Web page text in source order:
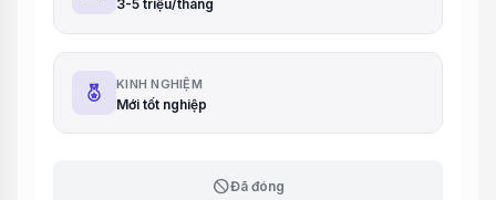
3-5 triệu/tháng
KINH NGHIỆM
Mới tốt nghiệp
blockĐã đóng